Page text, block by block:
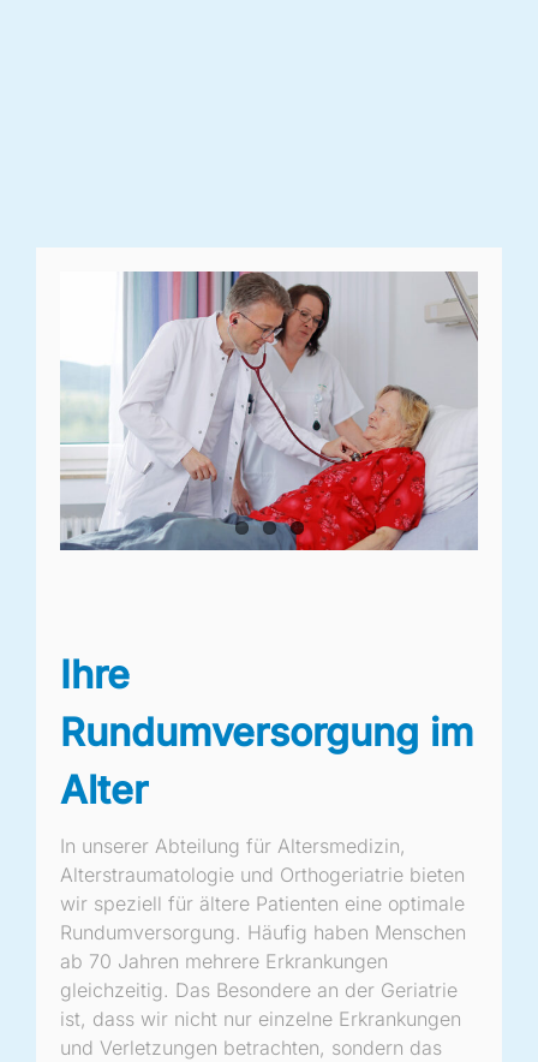
Ihre
Rundumversorgung im
Alter
In unserer Abteilung für Altersmedizin,
Alterstraumatologie und Orthogeriatrie bieten
wir speziell für ältere Patienten eine optimale
Rundumversorgung. Häufig haben Menschen
ab 70 Jahren mehrere Erkrankungen
gleichzeitig. Das Besondere an der Geriatrie
ist, dass wir nicht nur einzelne Erkrankungen
und Verletzungen betrachten, sondern das